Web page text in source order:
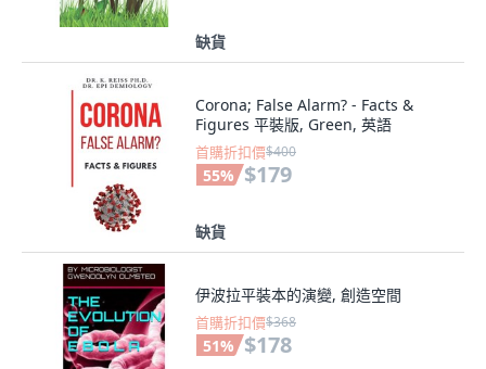
缺貨
Corona; False Alarm? - Facts &
Figures 平裝版, Green, 英語
首購折扣價$400
55% $179
缺貨
伊波拉平裝本的演變, 創造空間
首購折扣價$368
51% $178